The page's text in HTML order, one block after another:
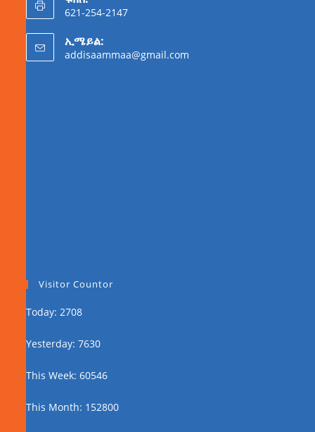
621-254-2147
ኢሜይል:
addisaammaa@gmail.com
Visitor Countor
Today: 2708
Yesterday: 7630
This Week: 60546
This Month: 152800